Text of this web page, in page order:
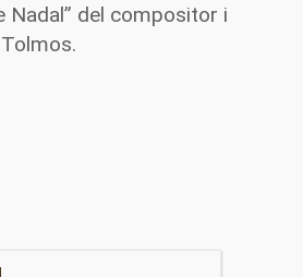
Nadal” del compositor i
Tolmos.